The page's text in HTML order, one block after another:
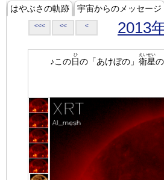
はやぶさの軌跡 宇宙からのメッセージ
<<< << < 2013
♪この日
ひ
の「あけぼの」 衛星
えいせい